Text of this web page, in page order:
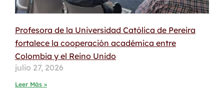
Profesora de la Universidad Católica de Pereira
fortalece la cooperación académica entre
Colombia y el Reino Unido
julio 27, 2026
Leer Más »